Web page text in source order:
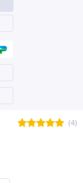
(4)